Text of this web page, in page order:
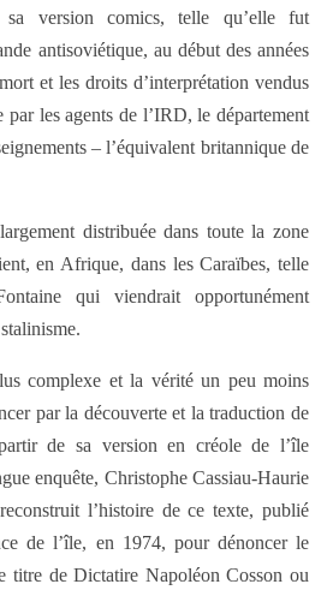
version comics, telle qu’elle fut
antisoviétique, au début des années
et les droits d’interprétation vendus
par les agents de l’IRD, le département
– l’équivalent britannique de
distribuée dans toute la zone
en Afrique, dans les Caraïbes, telle
qui viendrait opportunément
complexe et la vérité un peu moins
par la découverte et la traduction de
de sa version en créole de l’île
enquête, Christophe Cassiau-Haurie
l’histoire de ce texte, publié
de l’île, en 1974, pour dénoncer le
titre de Dictatire Napoléon Cosson ou